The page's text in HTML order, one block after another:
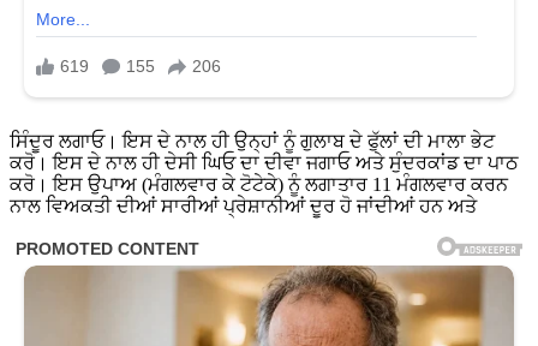
ਸਿੰਦੂਰ ਲਗਾਓ। ਇਸ ਦੇ ਨਾਲ ਹੀ ਉਨ੍ਹਾਂ ਨੂੰ ਗੁਲਾਬ ਦੇ ਫੁੱਲਾਂ ਦੀ ਮਾਲਾ ਭੇਟ
ਕਰੋ। ਇਸ ਦੇ ਨਾਲ ਹੀ ਦੇਸੀ ਘਿਓ ਦਾ ਦੀਵਾ ਜਗਾਓ ਅਤੇ ਸੁੰਦਰਕਾਂਡ ਦਾ ਪਾਠ
ਕਰੋ। ਇਸ ਉਪਾਅ (ਮੰਗਲਵਾਰ ਕੇ ਟੋਟੇਕੇ) ਨੂੰ ਲਗਾਤਾਰ 11 ਮੰਗਲਵਾਰ ਕਰਨ
ਨਾਲ ਵਿਅਕਤੀ ਦੀਆਂ ਸਾਰੀਆਂ ਪ੍ਰੇਸ਼ਾਨੀਆਂ ਦੂਰ ਹੋ ਜਾਂਦੀਆਂ ਹਨ ਅਤੇ